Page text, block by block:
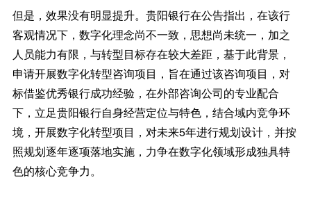
但是，效果没有明显提升。贵阳银行在公告指出，在该行
客观情况下，数字化理念尚不一致，思想尚未统一，加之
人员能力有限，与转型目标存在较大差距，基于此背景，
申请开展数字化转型咨询项目，旨在通过该咨询项目，对
标借鉴优秀银行成功经验，在外部咨询公司的专业配合
下，立足贵阳银行自身经营定位与特色，结合域内竞争环
境，开展数字化转型项目，对未来5年进行规划设计，并按
照规划逐年逐项落地实施，力争在数字化领域形成独具特
色的核心竞争力。